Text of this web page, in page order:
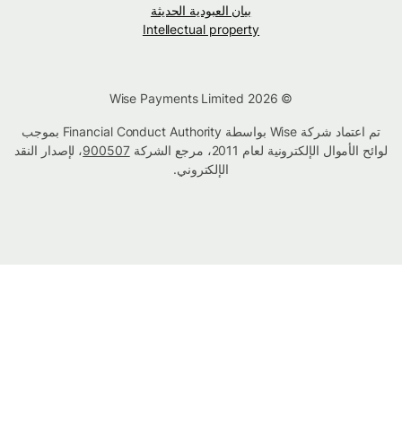
بيان العبودية الحديثة
Intellectual property
تم اعتماد شركة Wise بواسطة Financial Conduct Authority بموجب
لوائح الأموال الإلكترونية لعام 2011، مرجع الشركة
900507، لإصدار النقد
الإلكتروني.